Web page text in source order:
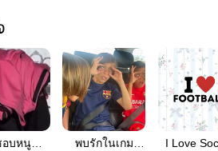
บหนู
พบรักในเกม
I Love